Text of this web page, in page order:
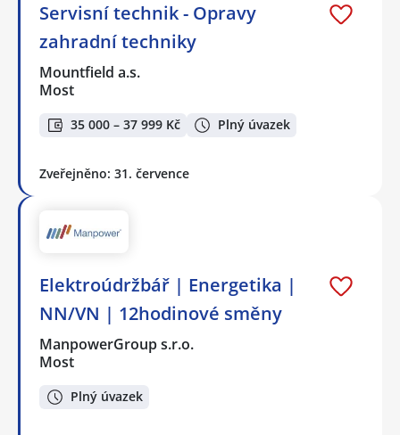
Servisní technik - Opravy
zahradní techniky
Mountfield a.s.
Most
35 000 – 37 999 Kč Plný úvazek
Zveřejněno: 31. července
Elektroúdržbář | Energetika |
NN/VN | 12hodinové směny
ManpowerGroup s.r.o.
Most
Plný úvazek